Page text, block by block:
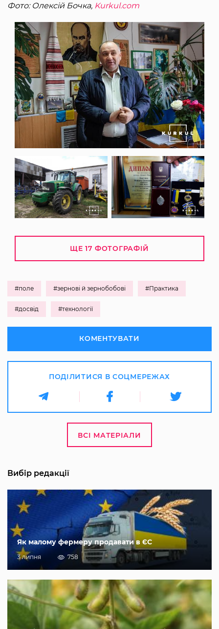
Фото: Олексій Бочка, Kurkul.com
ЩЕ 17 ФОТОГРАФІЙ
#поле #зернові й зернобобові #Практика
#досвід #технології
КОМЕНТУВАТИ
ПОДІЛИТИСЯ В СОЦМЕРЕЖАХ
ВСІ МАТЕРІАЛИ
Вибір редакції
Як малому фермеру продавати в ЄС
3 липня 758